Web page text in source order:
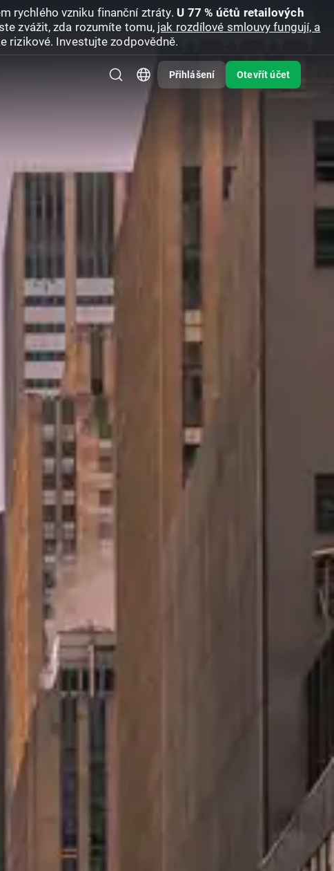
rychlého vzniku finanční ztráty. U 77 % účtů retailových
zvážit, zda rozumíte tomu, jak rozdílové smlouvy fungují, a
rizikové. Investujte zodpovědně.
Přihlášení Otevřít účet